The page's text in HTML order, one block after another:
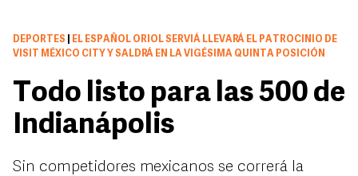
DEPORTES
EL ESPAÑOL ORIOL SERVIÁ LLEVARÁ EL PATROCINIO DE
VISIT MÉXICO CITY Y SALDRÁ EN LA VIGÉSIMA QUINTA POSICIÓN
Todo listo para las 500 de
Indianápolis
Sin competidores mexicanos se correrá la